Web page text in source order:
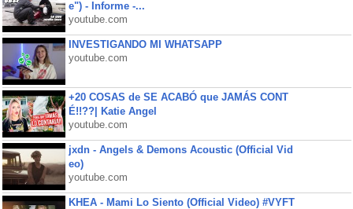
e") - Informe -...
youtube.com
INVESTIGANDO MI WHATSAPP
youtube.com
+20 COSAS de SE ACABÓ que JAMÁS CONT
É!!??| Katie Angel
youtube.com
jxdn - Angels & Demons Acoustic (Official Vid
eo)
youtube.com
KHEA - Mami Lo Siento (Official Video) #VYFT